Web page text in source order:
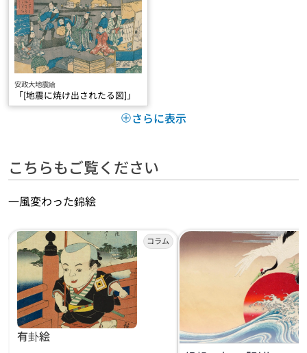
安政大地震繪
「[地震に焼け出されたる図]」
さらに表示
こちらもご覧ください
一風変わった錦絵
有卦絵